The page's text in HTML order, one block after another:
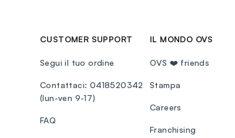
CUSTOMER SUPPORT
Segui il tuo ordine
Contattaci: 0418520342
(lun-ven 9-17)
FAQ
IL MONDO OVS
OVS ❤️ friends
Stampa
Careers
Franchising